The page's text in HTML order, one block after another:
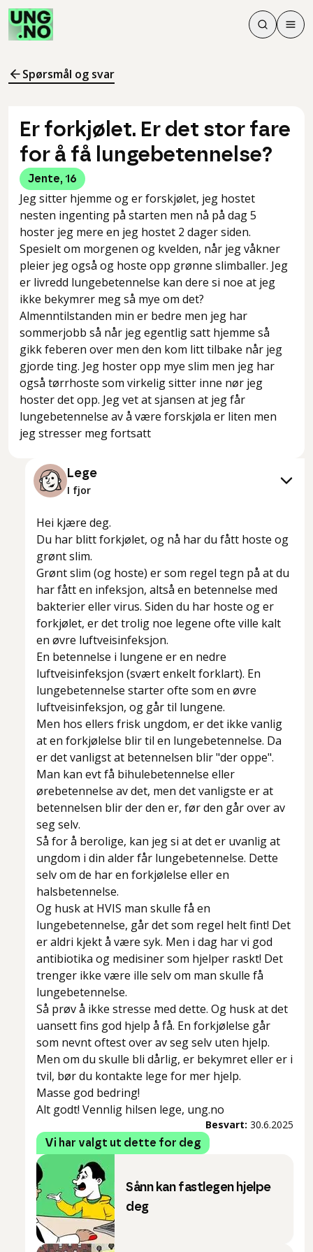
Søk
Søk
Meny
Spørsmål og svar
Er forkjølet. Er det stor fare
for å få lungebetennelse?
Jente, 16
Jeg sitter hjemme og er forskjølet, jeg hostet
nesten ingenting på starten men nå på dag 5
hoster jeg mere en jeg hostet 2 dager siden.
Spesielt om morgenen og kvelden, når jeg våkner
pleier jeg også og hoste opp grønne slimballer. Jeg
er livredd lungebetennelse kan dere si noe at jeg
ikke bekymrer meg så mye om det?
Almenntilstanden min er bedre men jeg har
sommerjobb så når jeg egentlig satt hjemme så
gikk feberen over men den kom litt tilbake når jeg
gjorde ting. Jeg hoster opp mye slim men jeg har
også tørrhoste som virkelig sitter inne nør jeg
hoster det opp. Jeg vet at sjansen at jeg får
lungebetennelse av å være forskjøla er liten men
jeg stresser meg fortsatt
Lege
I fjor
Hei kjære deg.
Du har blitt forkjølet, og nå har du fått hoste og
grønt slim.
Grønt slim (og hoste) er som regel tegn på at du
har fått en infeksjon, altså en betennelse med
bakterier eller virus. Siden du har hoste og er
forkjølet, er det trolig noe legene ofte ville kalt
en øvre luftveisinfeksjon.
En betennelse i lungene er en nedre
luftveisinfeksjon (svært enkelt forklart). En
lungebetennelse starter ofte som en øvre
luftveisinfeksjon, og går til lungene.
Men hos ellers frisk ungdom, er det ikke vanlig
at en forkjølelse blir til en lungebetennelse. Da
er det vanligst at betennelsen blir "der oppe".
Man kan evt få bihulebetennelse eller
ørebetennelse av det, men det vanligste er at
betennelsen blir der den er, før den går over av
seg selv.
Så for å berolige, kan jeg si at det er uvanlig at
ungdom i din alder får lungebetennelse. Dette
selv om de har en forkjølelse eller en
halsbetennelse.
Og husk at HVIS man skulle få en
lungebetennelse, går det som regel helt fint! Det
er aldri kjekt å være syk. Men i dag har vi god
antibiotika og medisiner som hjelper raskt! Det
trenger ikke være ille selv om man skulle få
lungebetennelse.
Så prøv å ikke stresse med dette. Og husk at det
uansett fins god hjelp å få. En forkjølelse går
som nevnt oftest over av seg selv uten hjelp.
Men om du skulle bli dårlig, er bekymret eller er i
tvil, bør du kontakte lege for mer hjelp.
Masse god bedring!
Alt godt! Vennlig hilsen lege, ung.no
Besvart: 30.6.2025
Vi har valgt ut dette for deg
Sånn kan fastlegen hjelpe
deg